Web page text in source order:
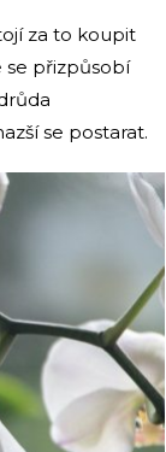
za to koupit
se přizpůsobí
se postarat.